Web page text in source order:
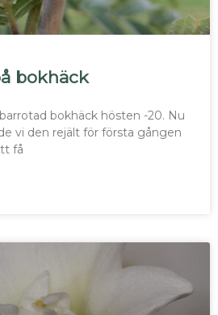
bokhäck
bokhäck hösten -20. Nu
vi den rejält för första gången
få